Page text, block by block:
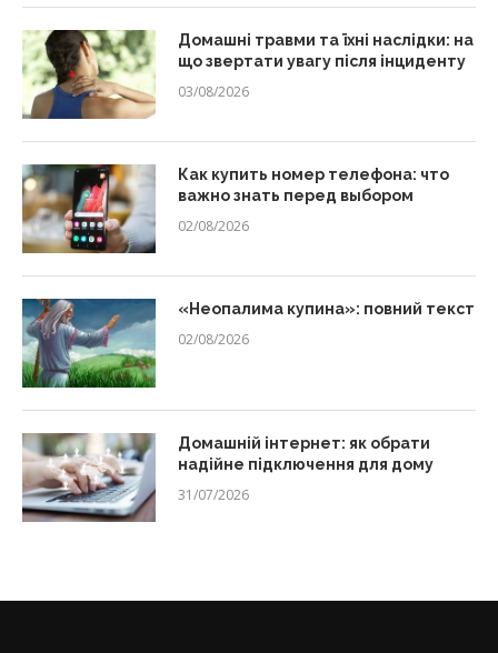
Домашні травми та їхні наслідки: на
що звертати увагу після інциденту
03/08/2026
Как купить номер телефона: что
важно знать перед выбором
02/08/2026
«Неопалима купина»: повний текст
02/08/2026
Домашній інтернет: як обрати
надійне підключення для дому
31/07/2026